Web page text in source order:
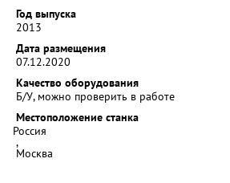
Год выпуска
2013
Дата размещения
07.12.2020
Качество оборудования
Б/У, можно проверить в работе
Местоположение станка
Россия
,
Москва